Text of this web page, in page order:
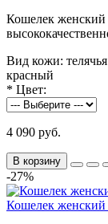
Кошелек женский
Вид кожи:
красный
* Цвет:
4 090 руб.
В корзину
-27%
Кошелек женский